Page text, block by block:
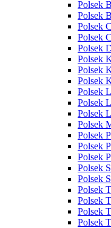
Polsek
Polsek
Polsek
Polsek
Polsek
Polsek
Polsek
Polsek
Polsek
Polsek
Polsek
Polsek
Polsek
Polsek
Polsek
Polsek
Polsek
Polsek
Polsek
Polsek
Polsek